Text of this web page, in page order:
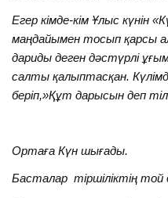
Егер кімде-кім Ұлыс күнін
маңдайымен тосып қарсы
дариды деген дәстүрлі
салты қалыптасқан.
беріп,»Құт дарысын деп
Ортаға Күн шығады.
Басталар тіршіліктің той